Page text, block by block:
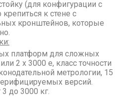
(для конфигурации с
к стене с
кронштейнов, которые
платформ для сложных
2 х 3000 e, класс точности
метрологии, 15
версий.
до 3000 кг.